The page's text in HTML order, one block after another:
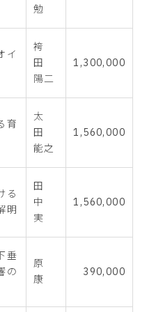
勉
イ
袴
田
陽二
1,300,000
育
太
田
能之
1,560,000
る
明
田
中
実
1,560,000
垂
の
原
康
390,000